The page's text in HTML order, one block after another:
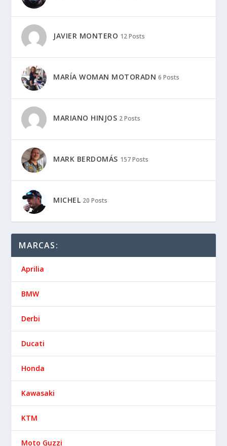
JAVIER MONTERO 12 Posts
MARÍA WOMAN MOTORADN 6 Posts
MARIANO HINJOS 2 Posts
MARK BERDOMÁS 157 Posts
MICHEL 20 Posts
MARCAS:
Aprilia
BMW
Derbi
Ducati
Honda
Kawasaki
KTM
Moto Guzzi